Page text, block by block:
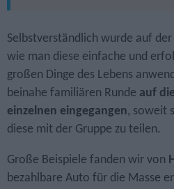
Selbstverständlich wurde auf
wie man diese einfache und
großen Dinge des Lebens
beinahe familiären Runde auf
einzelnen eingegangen, soweit
diese mit der Gruppe zu teilen.
Große Beispiele fanden wir von
bezahlbare Auto für die Masse